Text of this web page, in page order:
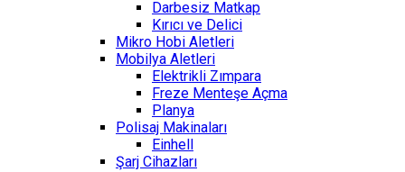
Darbesiz Matkap
Kırıcı ve Delici
Mikro Hobi Aletleri
Mobilya Aletleri
Elektrikli Zımpara
Freze Menteşe Açma
Planya
Polisaj Makinaları
Einhell
Şarj Cihazları